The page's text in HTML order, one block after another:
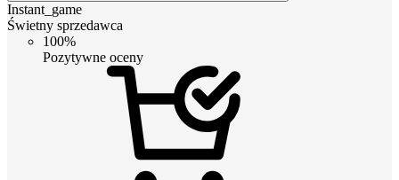
Instant_game
Świetny sprzedawca
100%
Pozytywne oceny